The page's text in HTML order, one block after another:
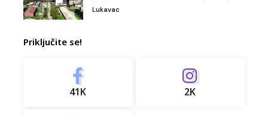
Lukavac
Priključite se!
41K 2K